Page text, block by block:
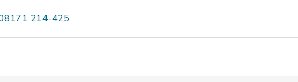
214-425